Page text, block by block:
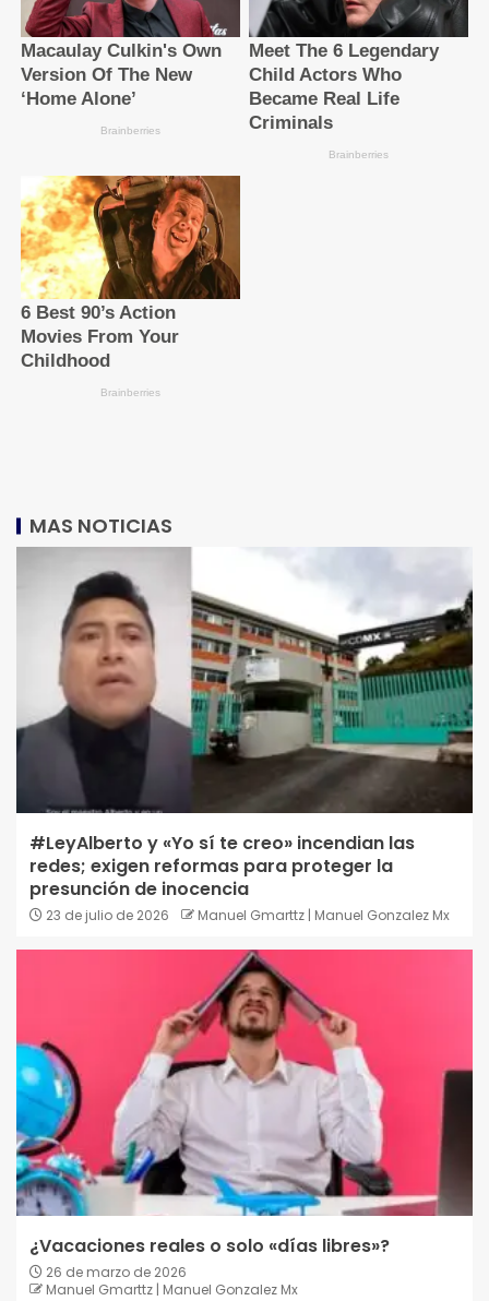
MAS NOTICIAS
#LeyAlberto y «Yo sí te creo» incendian las
redes; exigen reformas para proteger la
presunción de inocencia
23 de julio de 2026 Manuel Gmarttz | Manuel Gonzalez Mx
¿Vacaciones reales o solo «días libres»?
26 de marzo de 2026
Manuel Gmarttz | Manuel Gonzalez Mx